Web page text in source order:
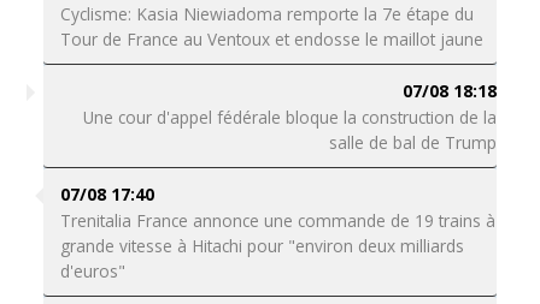
Cyclisme: Kasia Niewiadoma remporte la 7e étape du
Tour de France au Ventoux et endosse le maillot jaune
07/08 18:18
Une cour d'appel fédérale bloque la construction de la
salle de bal de Trump
07/08 17:40
Trenitalia France annonce une commande de 19 trains à
grande vitesse à Hitachi pour "environ deux milliards
d'euros"